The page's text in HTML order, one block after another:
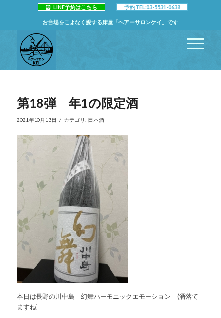
LINE予約はこちら 予約TEL:03-5531-0638
お台場をこよなく愛する床屋「ヘアーサロンケイ」です
第18弾 年1の限定酒
2021年10月13日 / カテゴリ: 日本酒
本日は長野の川中島 幻舞ハーモニックエモーション (洒落て
ますね)